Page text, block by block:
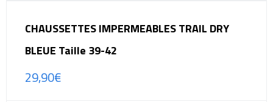
CHAUSSETTES IMPERMEABLES TRAIL DRY
BLEUE Taille 39-42
29,90€